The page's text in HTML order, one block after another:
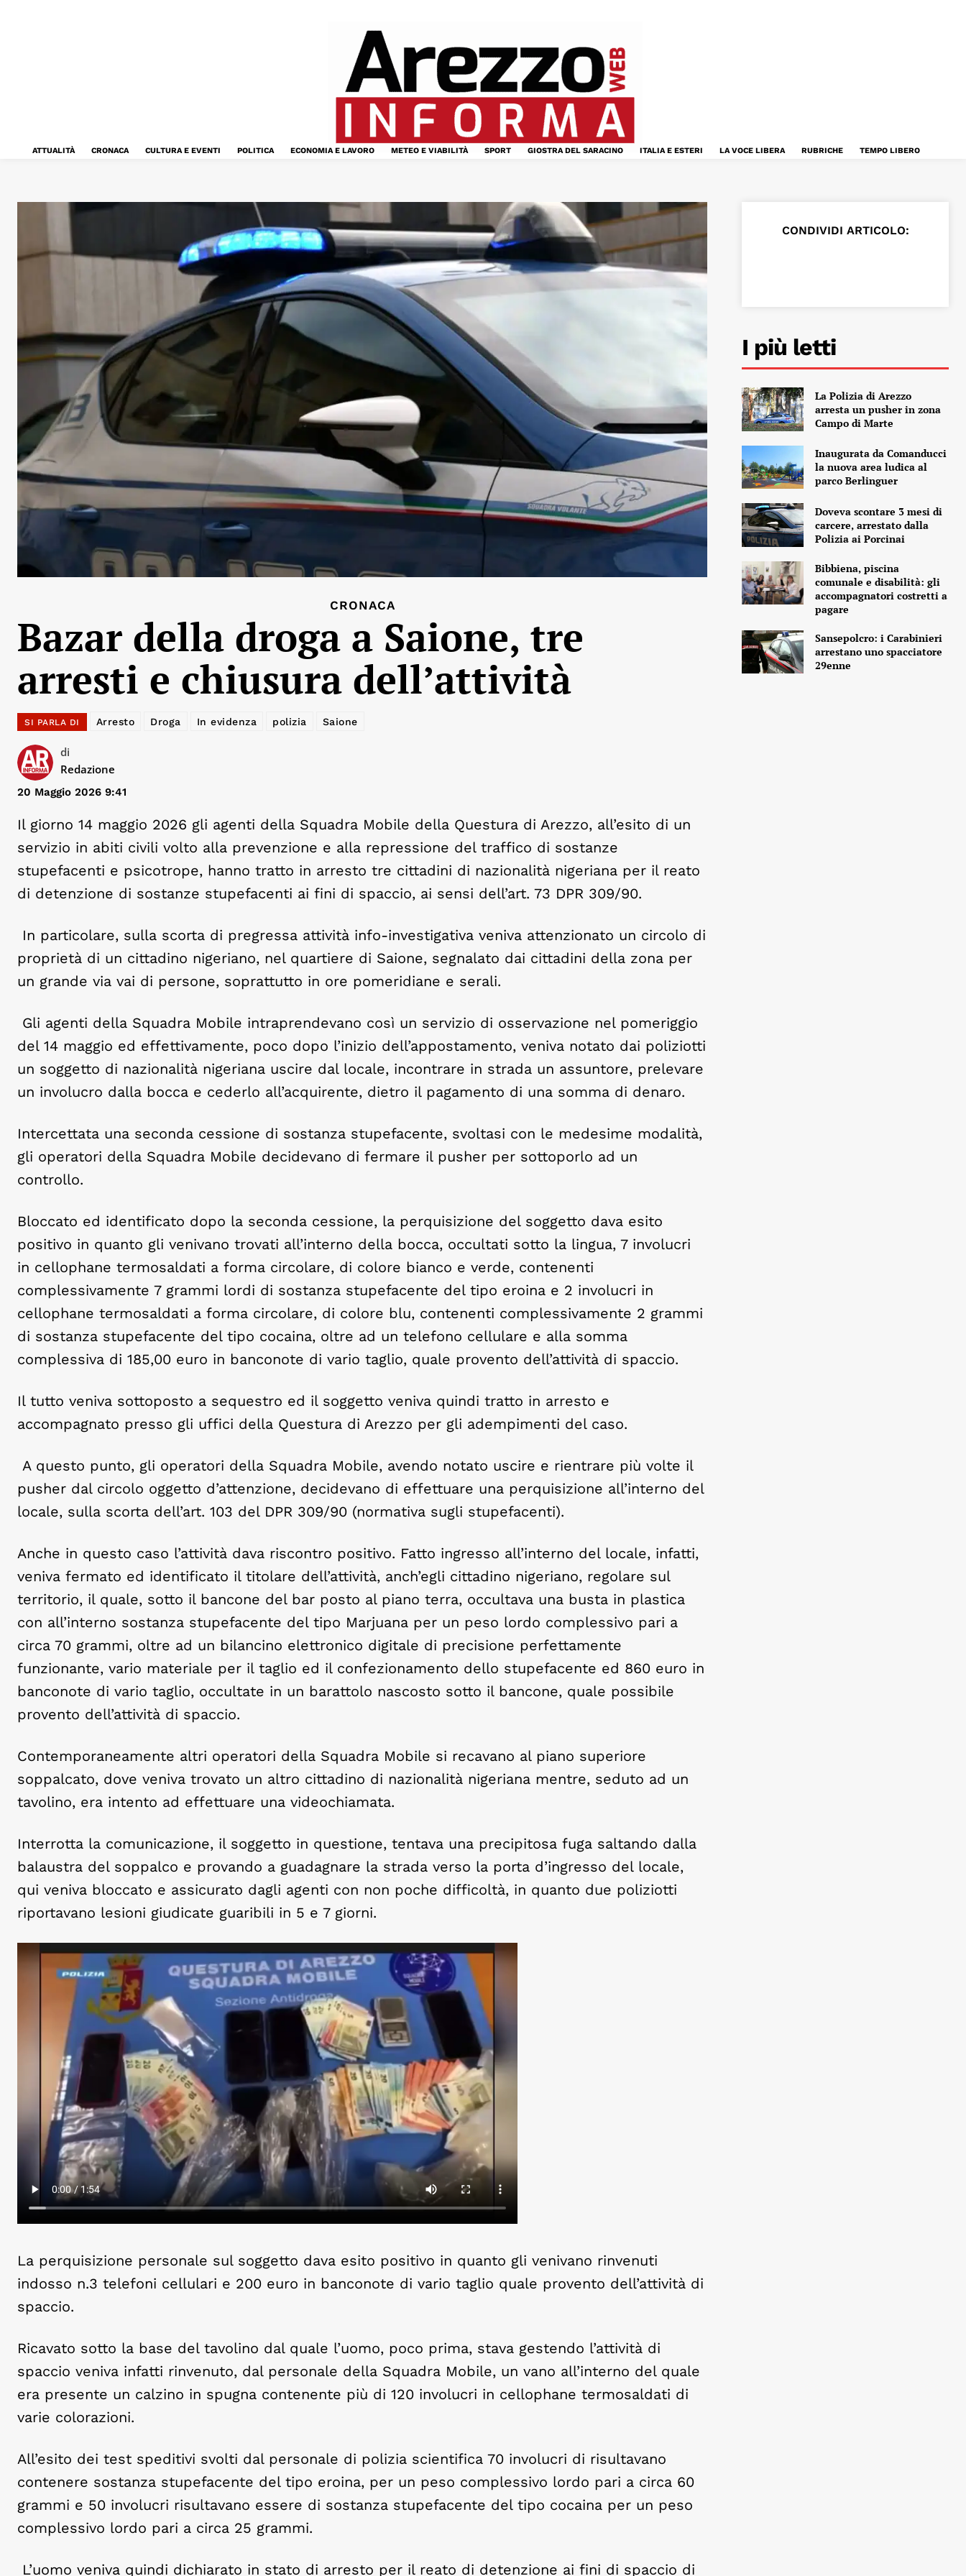
ATTUALITÀ CRONACA CULTURA E EVENTI POLITICA ECONOMIA E LAVORO METEO E VIABILITÀ SPORT GIOSTRA DEL SARACINO ITALIA E ESTERI LA VOCE LIBERA RUBRICHE TEMPO LIBERO
CRONACA
Bazar della droga a Saione, tre
arresti e chiusura dell’attività
SI PARLA DI Arresto Droga In evidenza polizia Saione
di
Redazione
20 Maggio 2026 9:41
Il giorno 14 maggio 2026 gli agenti della Squadra Mobile della Questura di Arezzo, all’esito di un
servizio in abiti civili volto alla prevenzione e alla repressione del traffico di sostanze
stupefacenti e psicotrope, hanno tratto in arresto tre cittadini di nazionalità nigeriana per il reato
di detenzione di sostanze stupefacenti ai fini di spaccio, ai sensi dell’art. 73 DPR 309/90.
In particolare, sulla scorta di pregressa attività info-investigativa veniva attenzionato un circolo di
proprietà di un cittadino nigeriano, nel quartiere di Saione, segnalato dai cittadini della zona per
un grande via vai di persone, soprattutto in ore pomeridiane e serali.
Gli agenti della Squadra Mobile intraprendevano così un servizio di osservazione nel pomeriggio
del 14 maggio ed effettivamente, poco dopo l’inizio dell’appostamento, veniva notato dai poliziotti
un soggetto di nazionalità nigeriana uscire dal locale, incontrare in strada un assuntore, prelevare
un involucro dalla bocca e cederlo all’acquirente, dietro il pagamento di una somma di denaro.
Intercettata una seconda cessione di sostanza stupefacente, svoltasi con le medesime modalità,
gli operatori della Squadra Mobile decidevano di fermare il pusher per sottoporlo ad un
controllo.
Bloccato ed identificato dopo la seconda cessione, la perquisizione del soggetto dava esito
positivo in quanto gli venivano trovati all’interno della bocca, occultati sotto la lingua, 7 involucri
in cellophane termosaldati a forma circolare, di colore bianco e verde, contenenti
complessivamente 7 grammi lordi di sostanza stupefacente del tipo eroina e 2 involucri in
cellophane termosaldati a forma circolare, di colore blu, contenenti complessivamente 2 grammi
di sostanza stupefacente del tipo cocaina, oltre ad un telefono cellulare e alla somma
complessiva di 185,00 euro in banconote di vario taglio, quale provento dell’attività di spaccio.
Il tutto veniva sottoposto a sequestro ed il soggetto veniva quindi tratto in arresto e
accompagnato presso gli uffici della Questura di Arezzo per gli adempimenti del caso.
A questo punto, gli operatori della Squadra Mobile, avendo notato uscire e rientrare più volte il
pusher dal circolo oggetto d’attenzione, decidevano di effettuare una perquisizione all’interno del
locale, sulla scorta dell’art. 103 del DPR 309/90 (normativa sugli stupefacenti).
Anche in questo caso l’attività dava riscontro positivo. Fatto ingresso all’interno del locale, infatti,
veniva fermato ed identificato il titolare dell’attività, anch’egli cittadino nigeriano, regolare sul
territorio, il quale, sotto il bancone del bar posto al piano terra, occultava una busta in plastica
con all’interno sostanza stupefacente del tipo Marjuana per un peso lordo complessivo pari a
circa 70 grammi, oltre ad un bilancino elettronico digitale di precisione perfettamente
funzionante, vario materiale per il taglio ed il confezionamento dello stupefacente ed 860 euro in
banconote di vario taglio, occultate in un barattolo nascosto sotto il bancone, quale possibile
provento dell’attività di spaccio.
Contemporaneamente altri operatori della Squadra Mobile si recavano al piano superiore
soppalcato, dove veniva trovato un altro cittadino di nazionalità nigeriana mentre, seduto ad un
tavolino, era intento ad effettuare una videochiamata.
Interrotta la comunicazione, il soggetto in questione, tentava una precipitosa fuga saltando dalla
balaustra del soppalco e provando a guadagnare la strada verso la porta d’ingresso del locale,
qui veniva bloccato e assicurato dagli agenti con non poche difficoltà, in quanto due poliziotti
riportavano lesioni giudicate guaribili in 5 e 7 giorni.
La perquisizione personale sul soggetto dava esito positivo in quanto gli venivano rinvenuti
indosso n.3 telefoni cellulari e 200 euro in banconote di vario taglio quale provento dell’attività di
spaccio.
Ricavato sotto la base del tavolino dal quale l’uomo, poco prima, stava gestendo l’attività di
spaccio veniva infatti rinvenuto, dal personale della Squadra Mobile, un vano all’interno del quale
era presente un calzino in spugna contenente più di 120 involucri in cellophane termosaldati di
varie colorazioni.
All’esito dei test speditivi svolti dal personale di polizia scientifica 70 involucri di risultavano
contenere sostanza stupefacente del tipo eroina, per un peso complessivo lordo pari a circa 60
grammi e 50 involucri risultavano essere di sostanza stupefacente del tipo cocaina per un peso
complessivo lordo pari a circa 25 grammi.
L’uomo veniva quindi dichiarato in stato di arresto per il reato di detenzione ai fini di spaccio di
CONDIVIDI ARTICOLO:
I più letti
La Polizia di Arezzo
arresta un pusher in zona
Campo di Marte
Inaugurata da Comanducci
la nuova area ludica al
parco Berlinguer
Doveva scontare 3 mesi di
carcere, arrestato dalla
Polizia ai Porcinai
Bibbiena, piscina
comunale e disabilità: gli
accompagnatori costretti a
pagare
Sansepolcro: i Carabinieri
arrestano uno spacciatore
29enne